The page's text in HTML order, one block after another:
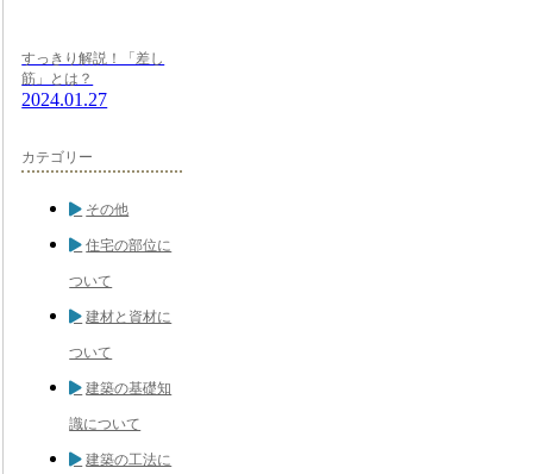
すっきり解説！「差し
筋」とは？
2024.01.27
カテゴリー
その他
住宅の部位に
ついて
建材と資材に
ついて
建築の基礎知
識について
建築の工法に